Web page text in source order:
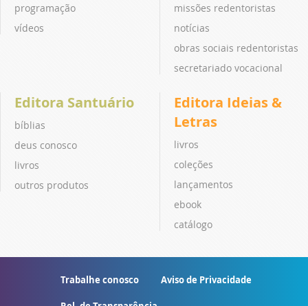
programação
vídeos
missões redentoristas
notícias
obras sociais redentoristas
secretariado vocacional
Editora Santuário
bíblias
deus conosco
livros
outros produtos
Editora Ideias &
Letras
livros
coleções
lançamentos
ebook
catálogo
Trabalhe conosco Aviso de Privacidade